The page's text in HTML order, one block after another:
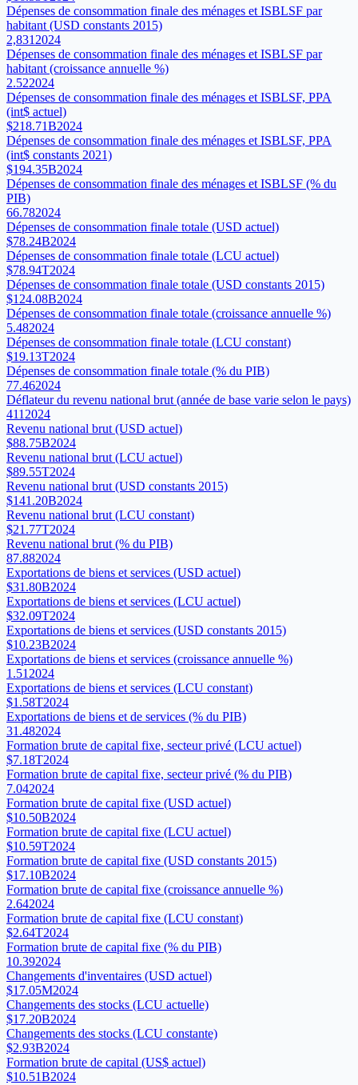
Dépenses de consommation finale des ménages et ISBLSF par
habitant (USD constants 2015)
2,831 2024
Dépenses de consommation finale des ménages et ISBLSF par
habitant (croissance annuelle %)
2.522024
Dépenses de consommation finale des ménages et ISBLSF, PPA
(int$ actuel)
$218.71B2024
Dépenses de consommation finale des ménages et ISBLSF, PPA
(int$ constants 2021)
$194.35B2024
Dépenses de consommation finale des ménages et ISBLSF (% du
PIB)
66.782024
Dépenses de consommation finale totale (USD actuel)
$78.24B2024
Dépenses de consommation finale totale (LCU actuel)
$78.94T2024
Dépenses de consommation finale totale (USD constants 2015)
$124.08B2024
Dépenses de consommation finale totale (croissance annuelle %)
5.482024
Dépenses de consommation finale totale (LCU constant)
$19.13T2024
Dépenses de consommation finale totale (% du PIB)
77.462024
Déflateur du revenu national brut (année de base varie selon le pays)
411 2024
Revenu national brut (USD actuel)
$88.75B2024
Revenu national brut (LCU actuel)
$89.55T2024
Revenu national brut (USD constants 2015)
$141.20B2024
Revenu national brut (LCU constant)
$21.77T2024
Revenu national brut (% du PIB)
87.882024
Exportations de biens et services (USD actuel)
$31.80B2024
Exportations de biens et services (LCU actuel)
$32.09T2024
Exportations de biens et services (USD constants 2015)
$10.23B2024
Exportations de biens et services (croissance annuelle %)
1.51 2024
Exportations de biens et services (LCU constant)
$1.58T2024
Exportations de biens et de services (% du PIB)
31.482024
Formation brute de capital fixe, secteur privé (LCU actuel)
$7.18T2024
Formation brute de capital fixe, secteur privé (% du PIB)
7.042024
Formation brute de capital fixe (USD actuel)
$10.50B2024
Formation brute de capital fixe (LCU actuel)
$10.59T2024
Formation brute de capital fixe (USD constants 2015)
$17.10B2024
Formation brute de capital fixe (croissance annuelle %)
2.642024
Formation brute de capital fixe (LCU constant)
$2.64T2024
Formation brute de capital fixe (% du PIB)
10.392024
Changements d'inventaires (USD actuel)
$17.05M2024
Changements des stocks (LCU actuelle)
$17.20B2024
Changements des stocks (LCU constante)
$2.93B2024
Formation brute de capital (US$ actuel)
$10.51B2024